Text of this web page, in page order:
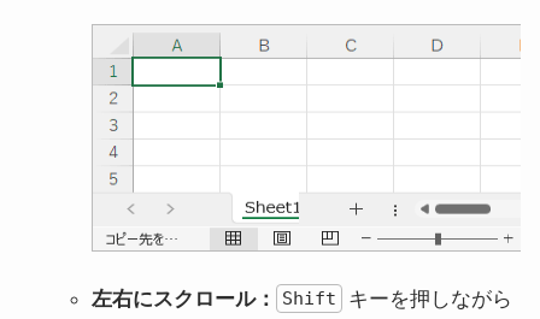
左右にスクロール： Shift
キーを押しながら